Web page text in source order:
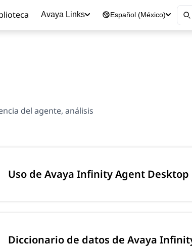
Avaya Links Español (México)
del agente, análisis
Uso de Avaya Infinity Agent Desktop
Diccionario de datos de Avaya